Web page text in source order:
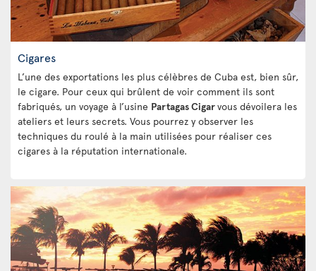
Cigares
L’une des exportations les plus célèbres de Cuba est, bien sûr,
le cigare. Pour ceux qui brûlent de voir comment ils sont
fabriqués, un voyage à l’usine Partagas Cigarvous dévoilera les
ateliers et leurs secrets. Vous pourrez y observer les
techniques du roulé à la main utilisées pour réaliser ces
cigares à la réputation internationale.